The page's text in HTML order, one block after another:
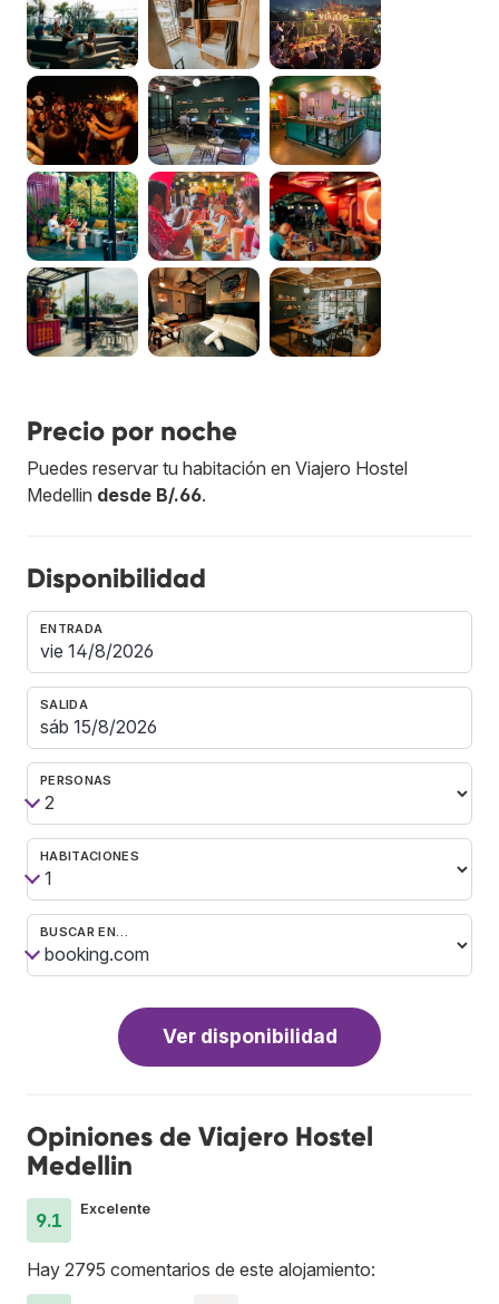
Precio por noche
Puedes reservar tu habitación en Viajero Hostel
Medellin desde B/.66.
Disponibilidad
ENTRADA
SALIDA
PERSONAS
HABITACIONES
BUSCAR EN…
Ver disponibilidad
Opiniones de Viajero Hostel
Medellin
9.1
Excelente
Hay 2795 comentarios de este alojamiento: